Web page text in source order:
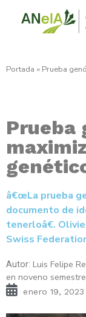
Portada » Prueba
Prueba
â€œLa prueba
documento de
tenerloâ€.
Swiss
Autor: Luis Felipe
en noveno
enero 19, 2023